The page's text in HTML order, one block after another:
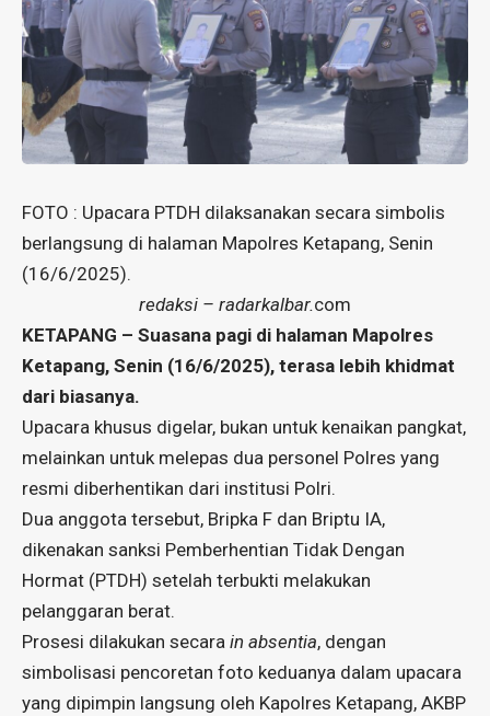
FOTO : Upacara PTDH dilaksanakan secara simbolis
berlangsung di halaman Mapolres Ketapang, Senin
(16/6/2025).
redaksi – radarkalbar.com
KETAPANG – Suasana pagi di halaman Mapolres
Ketapang, Senin (16/6/2025), terasa lebih khidmat
dari biasanya.
Upacara khusus digelar, bukan untuk kenaikan pangkat,
melainkan untuk melepas dua personel Polres yang
resmi diberhentikan dari institusi Polri.
Dua anggota tersebut, Bripka F dan Briptu IA,
dikenakan sanksi Pemberhentian Tidak Dengan
Hormat (PTDH) setelah terbukti melakukan
pelanggaran berat.
Prosesi dilakukan secara in absentia, dengan
simbolisasi pencoretan foto keduanya dalam upacara
yang dipimpin langsung oleh Kapolres Ketapang, AKBP